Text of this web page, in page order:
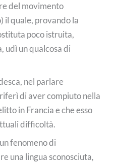
del movimento
il quale, provando la
poco istruita,
udì un qualcosa di
nel parlare
di aver compiuto nella
in Francia e che esso
difficoltà.
fenomeno di
una lingua sconosciuta,